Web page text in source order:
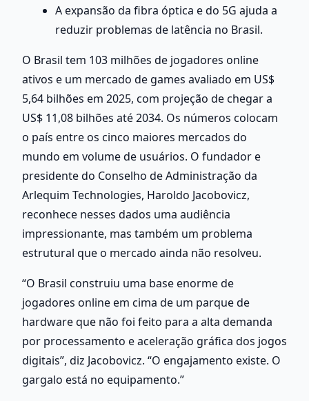
A expansão da fibra óptica e do 5G ajuda a
reduzir problemas de latência no Brasil.
O Brasil tem 103 milhões de jogadores online
ativos e um mercado de games avaliado em US$
5,64 bilhões em 2025, com projeção de chegar a
US$ 11,08 bilhões até 2034. Os números colocam
o país entre os cinco maiores mercados do
mundo em volume de usuários. O fundador e
presidente do Conselho de Administração da
Arlequim Technologies, Haroldo Jacobovicz,
reconhece nesses dados uma audiência
impressionante, mas também um problema
estrutural que o mercado ainda não resolveu.
“O Brasil construiu uma base enorme de
jogadores online em cima de um parque de
hardware que não foi feito para a alta demanda
por processamento e aceleração gráfica dos jogos
digitais”, diz Jacobovicz. “O engajamento existe. O
gargalo está no equipamento.”